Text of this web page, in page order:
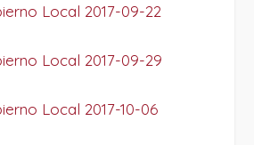
Local 2017-09-22
Local 2017-09-29
Local 2017-10-06